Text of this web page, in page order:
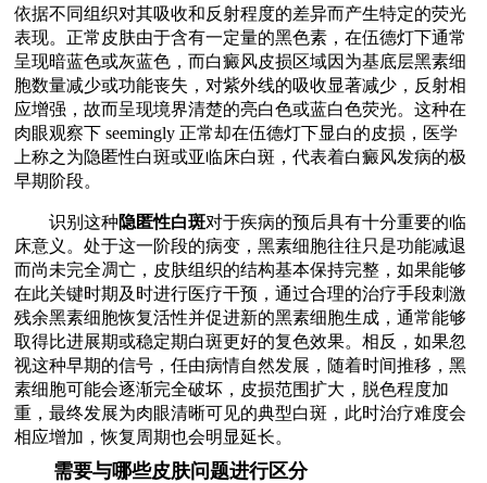
依据不同组织对其吸收和反射程度的差异而产生特定的荧光
表现。正常皮肤由于含有一定量的黑色素，在伍德灯下通常
呈现暗蓝色或灰蓝色，而白癜风皮损区域因为基底层黑素细
胞数量减少或功能丧失，对紫外线的吸收显著减少，反射相
应增强，故而呈现境界清楚的亮白色或蓝白色荧光。这种在
肉眼观察下 seemingly 正常却在伍德灯下显白的皮损，医学
上称之为隐匿性白斑或亚临床白斑，代表着白癜风发病的极
早期阶段。
识别这种隐匿性白斑对于疾病的预后具有十分重要的临
床意义。处于这一阶段的病变，黑素细胞往往只是功能减退
而尚未完全凋亡，皮肤组织的结构基本保持完整，如果能够
在此关键时期及时进行医疗干预，通过合理的治疗手段刺激
残余黑素细胞恢复活性并促进新的黑素细胞生成，通常能够
取得比进展期或稳定期白斑更好的复色效果。相反，如果忽
视这种早期的信号，任由病情自然发展，随着时间推移，黑
素细胞可能会逐渐完全破坏，皮损范围扩大，脱色程度加
重，最终发展为肉眼清晰可见的典型白斑，此时治疗难度会
相应增加，恢复周期也会明显延长。
需要与哪些皮肤问题进行区分